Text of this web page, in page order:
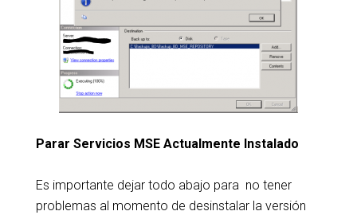
Parar Servicios MSE Actualmente Instalado
Es importante dejar todo abajo para no tener
problemas al momento de desinstalar la versión